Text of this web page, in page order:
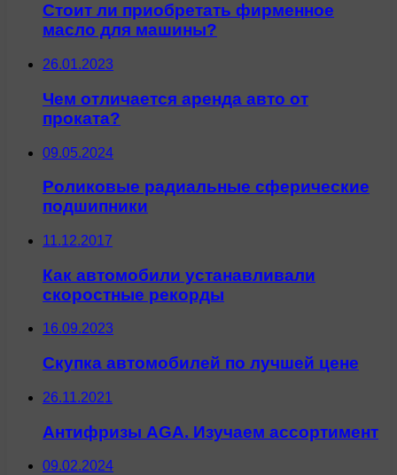
Стоит ли приобретать фирменное
масло для машины?
26.01.2023
Чем отличается аренда авто от
проката?
09.05.2024
Роликовые радиальные сферические
подшипники
11.12.2017
Как автомобили устанавливали
скоростные рекорды
16.09.2023
Скупка автомобилей по лучшей цене
26.11.2021
Антифризы AGA. Изучаем ассортимент
09.02.2024